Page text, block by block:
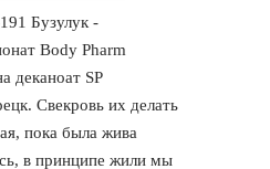
Бузулук -
Body Pharm
деканоат SP
Свекровь их делать
пока была жива
в принципе жили мы